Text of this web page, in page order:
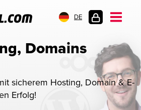
DE
Domains
sicherem Hosting, Domain & E-
Erfolg!